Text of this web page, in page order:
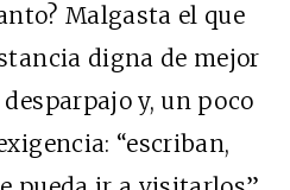
Malgasta el que
digna de mejor
y, un poco
“escriban,